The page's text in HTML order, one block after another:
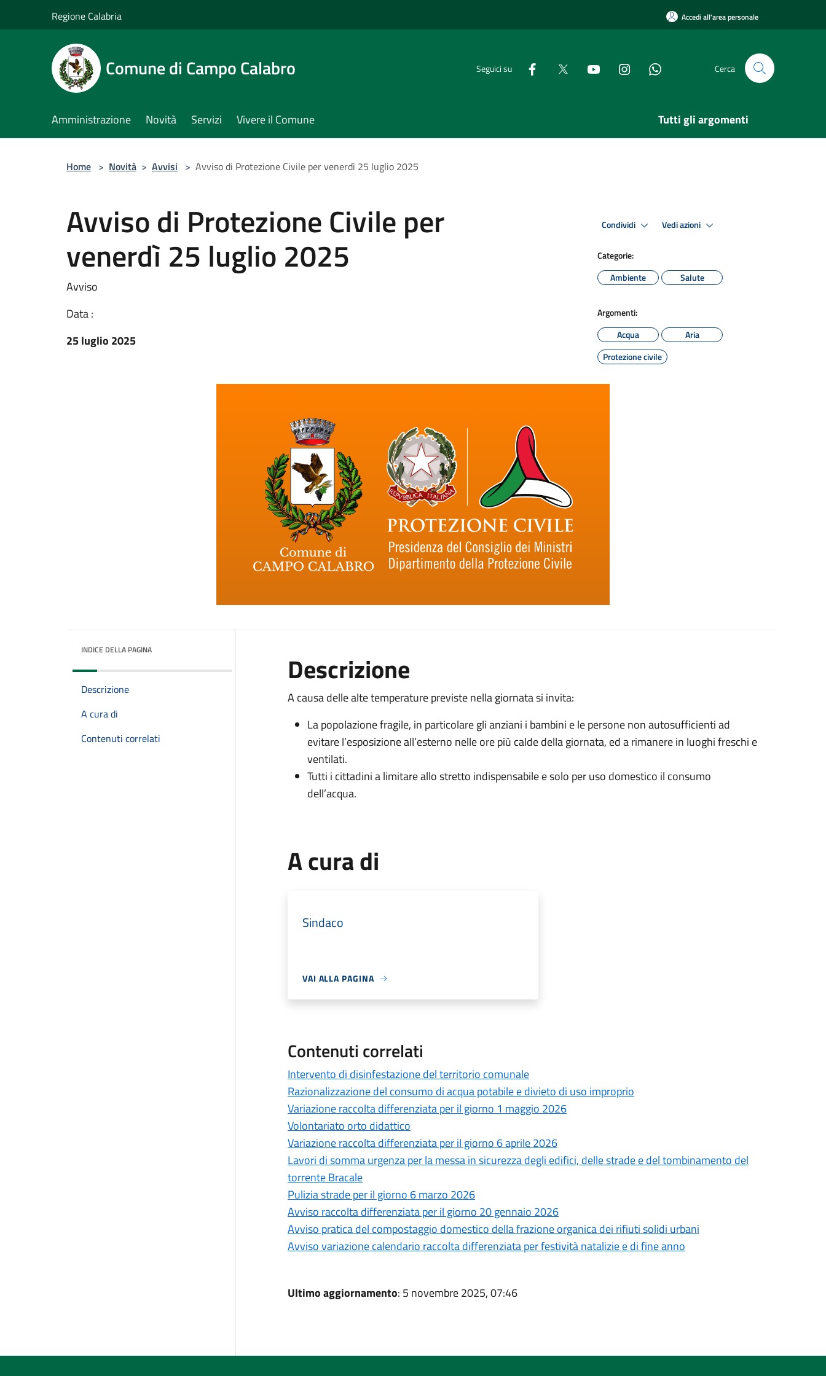
Regione Calabria Accedi all'area personale
Comune di Campo Calabro Seguici su Cerca
Amministrazione Novità Servizi Vivere il Comune Tutti gli argomenti
Home > Novità > Avvisi > Avviso di Protezione Civile per venerdì 25 luglio 2025
Avviso di Protezione Civile per
venerdì 25 luglio 2025
Avviso
Data :
25 luglio 2025
Condividi Vedi azioni
Categorie:
Ambiente
Salute
Argomenti:
Acqua
Aria
Protezione civile
INDICE DELLA PAGINA
Descrizione
A cura di
Contenuti correlati
Descrizione
A causa delle alte temperature previste nella giornata si invita:
La popolazione fragile, in particolare gli anziani i bambini e le persone non autosufficienti ad
evitare l’esposizione all’esterno nelle ore più calde della giornata, ed a rimanere in luoghi freschi e
ventilati.
Tutti i cittadini a limitare allo stretto indispensabile e solo per uso domestico il consumo
dell’acqua.
A cura di
Sindaco
VAI ALLA PAGINA
Contenuti correlati
Intervento di disinfestazione del territorio comunale
Razionalizzazione del consumo di acqua potabile e divieto di uso improprio
Variazione raccolta differenziata per il giorno 1 maggio 2026
Volontariato orto didattico
Variazione raccolta differenziata per il giorno 6 aprile 2026
Lavori di somma urgenza per la messa in sicurezza degli edifici, delle strade e del tombinamento del
torrente Bracale
Pulizia strade per il giorno 6 marzo 2026
Avviso raccolta differenziata per il giorno 20 gennaio 2026
Avviso pratica del compostaggio domestico della frazione organica dei rifiuti solidi urbani
Avviso variazione calendario raccolta differenziata per festività natalizie e di fine anno
Ultimo aggiornamento: 5 novembre 2025, 07:46